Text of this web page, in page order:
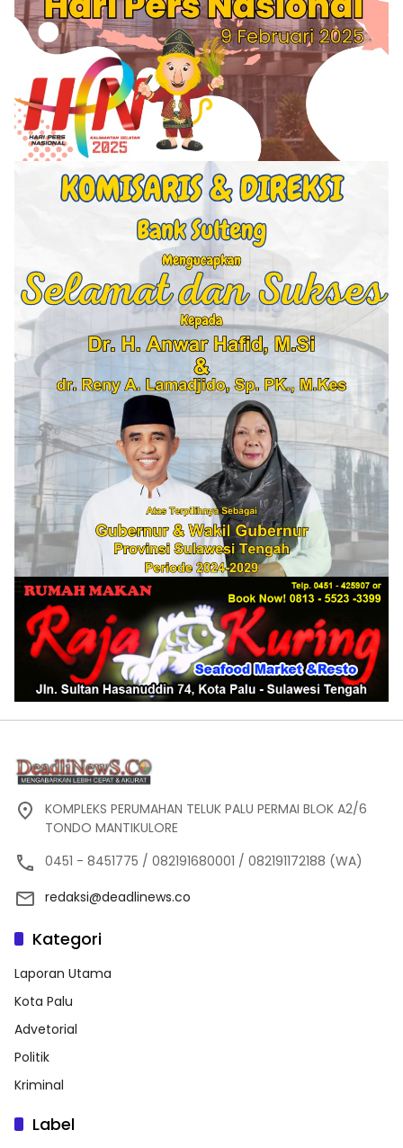
KOMPLEKS PERUMAHAN TELUK PALU PERMAI BLOK A2/6
TONDO MANTIKULORE
0451 - 8451775 / 082191680001 / 082191172188 (WA)
redaksi@deadlinews.co
Kategori
Laporan Utama
Kota Palu
Advetorial
Politik
Kriminal
Label